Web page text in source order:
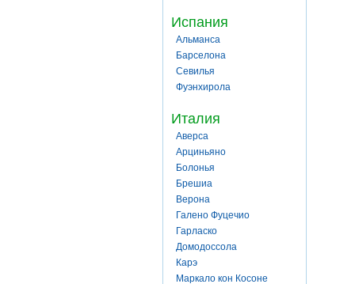
Испания
Альманса
Барселона
Севилья
Фуэнхирола
Италия
Аверса
Арциньяно
Болонья
Брешиа
Верона
Галено Фуцечио
Гарласко
Домодоссола
Карэ
Маркало кон Косоне